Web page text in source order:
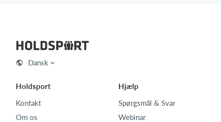
Dansk
Holdsport
Kontakt
Om os
Hjælp
Spørgsmål & Svar
Webinar